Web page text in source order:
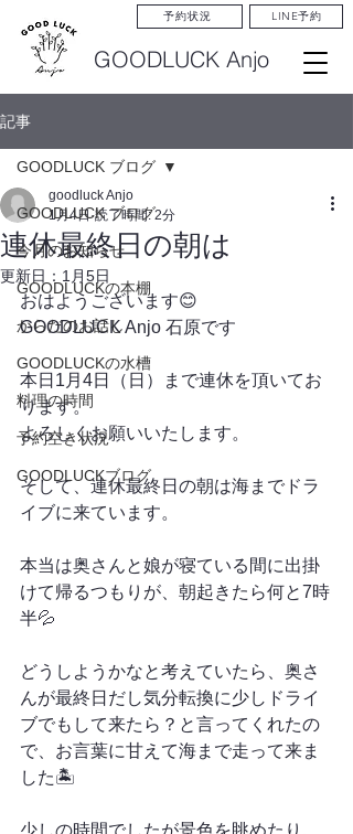
予約状況 LINE予約
GOODLUCK Anjo
記事
GOODLUCK ブログ
今月のお知らせ
GOODLUCKの本棚
からだのお話し
GOODLUCKの水槽
料理の時間
予約空き状況
GOODLUCKブログ
GOODLUCK ブログ
連休最終日の朝は
goodluck Anjo
1月4日 読了時間: 2分
更新日： 1月5日
おはようございます😊
GOODLUCK Anjo 石原です
本日1月4日（日）まで連休を頂いてお
ります。
よろしくお願いいたします。
そして、連休最終日の朝は海までドラ
イブに来ています。
本当は奥さんと娘が寝ている間に出掛
けて帰るつもりが、朝起きたら何と7時
半💦
どうしようかなと考えていたら、奥さ
んが最終日だし気分転換に少しドライ
ブでもして来たら？と言ってくれたの
で、お言葉に甘えて海まで走って来ま
した🏝️
少しの時間でしたが景色を眺めたり、